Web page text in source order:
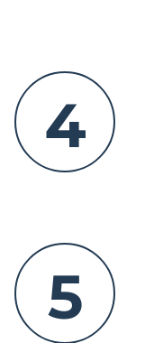
4
5